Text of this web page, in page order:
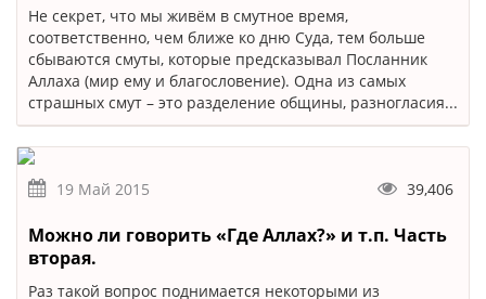
Не секрет, что мы живём в смутное время,
соответственно, чем ближе ко дню Суда, тем больше
сбываются смуты, которые предсказывал Посланник
Аллаха (мир ему и благословение). Одна из самых
страшных смут – это разделение общины, разногласия...
19 Май 2015 39,406
Можно ли говорить «Где Аллах?» и т.п. Часть
вторая.
Раз такой вопрос поднимается некоторыми из